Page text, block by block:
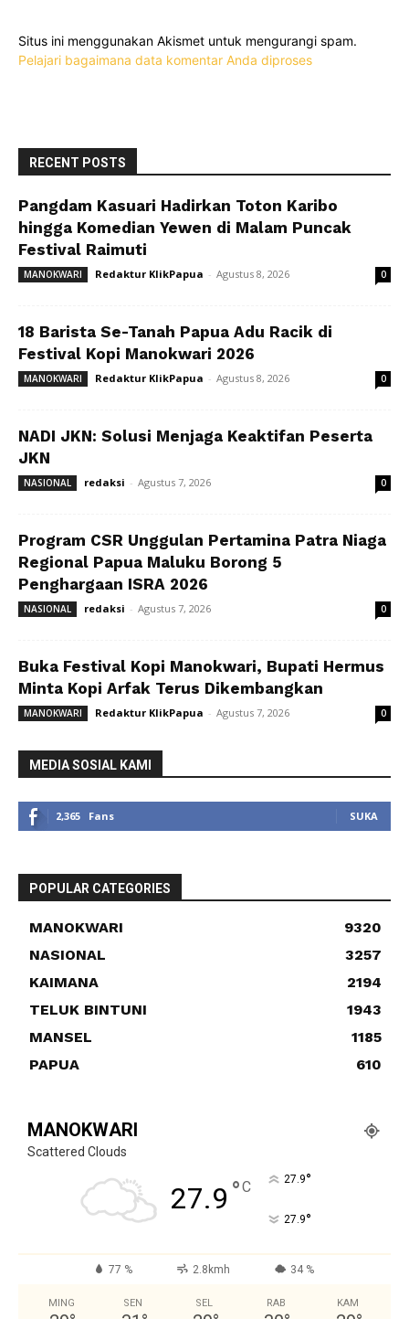
Situs ini menggunakan Akismet untuk mengurangi spam.
Pelajari bagaimana data komentar Anda diproses
RECENT POSTS
Pangdam Kasuari Hadirkan Toton Karibo
hingga Komedian Yewen di Malam Puncak
Festival Raimuti
MANOKWARI Redaktur KlikPapua - Agustus 8, 2026 0
18 Barista Se-Tanah Papua Adu Racik di
Festival Kopi Manokwari 2026
MANOKWARI Redaktur KlikPapua - Agustus 8, 2026 0
NADI JKN: Solusi Menjaga Keaktifan Peserta
JKN
NASIONAL redaksi - Agustus 7, 2026 0
Program CSR Unggulan Pertamina Patra Niaga
Regional Papua Maluku Borong 5
Penghargaan ISRA 2026
NASIONAL redaksi - Agustus 7, 2026 0
Buka Festival Kopi Manokwari, Bupati Hermus
Minta Kopi Arfak Terus Dikembangkan
MANOKWARI Redaktur KlikPapua - Agustus 7, 2026 0
MEDIA SOSIAL KAMI
2,365 Fans SUKA
POPULAR CATEGORIES
MANOKWARI
9320
NASIONAL
3257
KAIMANA
2194
TELUK BINTUNI
1943
MANSEL
1185
PAPUA
610
MANOKWARI
Scattered Clouds
27.9 °C 27.9°
27.9°
77 % 2.8kmh 34 %
MING SEN SEL RAB KAM